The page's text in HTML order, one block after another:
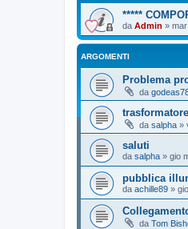
*****
da Admin »
ARGOMENTI
Problema
da
trasformatore
da salpha »
saluti
da salpha » gio
pubblica
da achille89 »
da Tom